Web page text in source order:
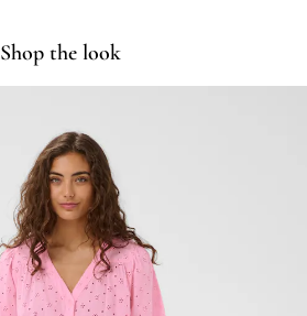
Shop the look